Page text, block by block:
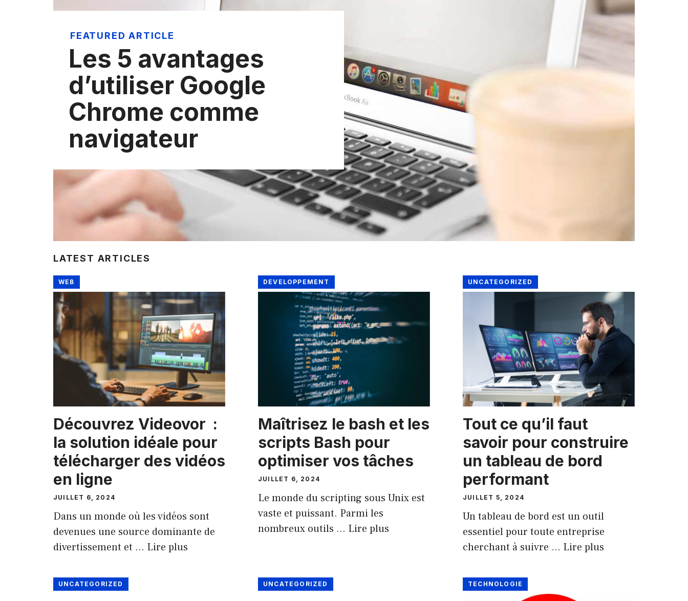
FEATURED ARTICLE
Les 5 avantages
d’utiliser Google
Chrome comme
navigateur
LATEST ARTICLES
WEB
Découvrez Videovor :
la solution idéale pour
télécharger des vidéos
en ligne
JUILLET 6, 2024
Dans un monde où les vidéos sont
devenues une source dominante de
divertissement et … Lire plus
DEVELOPPEMENT
Maîtrisez le bash et les
scripts Bash pour
optimiser vos tâches
JUILLET 6, 2024
Le monde du scripting sous Unix est
vaste et puissant. Parmi les
nombreux outils … Lire plus
UNCATEGORIZED
Tout ce qu’il faut
savoir pour construire
un tableau de bord
performant
JUILLET 5, 2024
Un tableau de bord est un outil
essentiel pour toute entreprise
cherchant à suivre … Lire plus
UNCATEGORIZED UNCATEGORIZED TECHNOLOGIE